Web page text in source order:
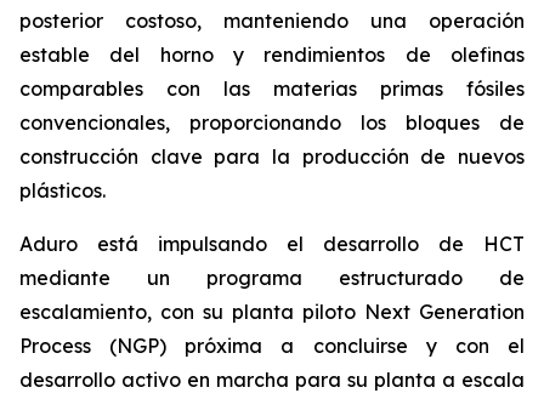
posterior costoso, manteniendo una operación
estable del horno y rendimientos de olefinas
comparables con las materias primas fósiles
convencionales, proporcionando los bloques de
construcción clave para la producción de nuevos
plásticos.
Aduro está impulsando el desarrollo de HCT
mediante un programa estructurado de
escalamiento, con su planta piloto Next Generation
Process (NGP) próxima a concluirse y con el
desarrollo activo en marcha para su planta a escala